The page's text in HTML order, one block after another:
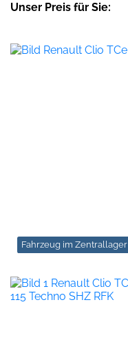
Unser Preis für Sie:
Fahrzeug im Zentrallager